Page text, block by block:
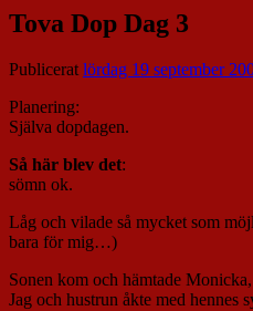
Tova Dop Dag 3
Publiceratlördag 19 september
Planering:
Själva dopdagen.
Så här blev det:
sömn ok.
Låg och vilade så mycket som
bara för mig…)
Sonen kom och hämtade
Jag och hustrun åkte med hennes